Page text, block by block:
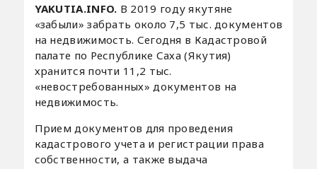
YAKUTIA.INFO. В 2019 году якутяне
«забыли» забрать около 7,5 тыс. документов
на недвижимость. Сегодня в Кадастровой
палате по Республике Саха (Якутия)
хранится почти 11,2 тыс.
«невостребованных» документов на
недвижимость.
Прием документов для проведения
кадастрового учета и регистрации права
собственности, а также выдача